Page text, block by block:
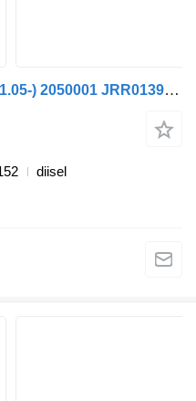
Reaktiivvarras DAF XF105 (01.05-) 2050001 JRR0139 tüübi jaoks sadulveoki DAF XF95, XF105 (2001-2014)
diisel